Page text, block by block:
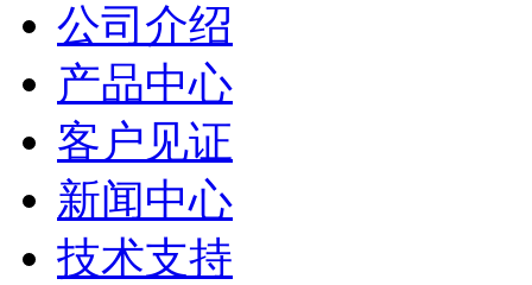
公司介绍
产品中心
客户见证
新闻中心
技术支持